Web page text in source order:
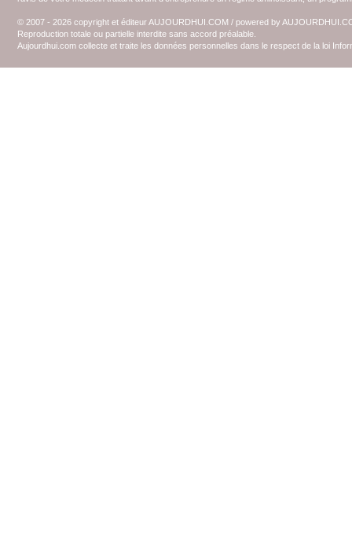
© 2007 - 2026 copyright et éditeur AUJOURDHUI.COM / powered by
Reproduction totale ou partielle interdite sans accord préalable.
Aujourdhui.com collecte et traite les données personnelles dans le respect de la loi